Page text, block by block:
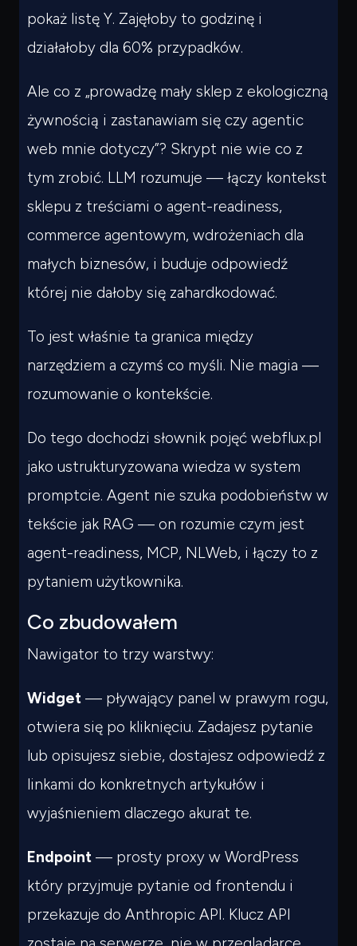
pokaż listę Y. Zajęłoby to godzinę i
działałoby dla 60% przypadków.
Ale co z „prowadzę mały sklep z ekologiczną
żywnością i zastanawiam się czy agentic
web mnie dotyczy”? Skrypt nie wie co z
tym zrobić. LLM rozumuje — łączy kontekst
sklepu z treściami o agent-readiness,
commerce agentowym, wdrożeniach dla
małych biznesów, i buduje odpowiedź
której nie dałoby się zahardkodować.
To jest właśnie ta granica między
narzędziem a czymś co myśli. Nie magia —
rozumowanie o kontekście.
Do tego dochodzi słownik pojęć webflux.pl
jako ustrukturyzowana wiedza w system
promptcie. Agent nie szuka podobieństw w
tekście jak RAG — on rozumie czym jest
agent-readiness, MCP, NLWeb, i łączy to z
pytaniem użytkownika.
Co zbudowałem
Nawigator to trzy warstwy:
Widget — pływający panel w prawym rogu,
otwiera się po kliknięciu. Zadajesz pytanie
lub opisujesz siebie, dostajesz odpowiedź z
linkami do konkretnych artykułów i
wyjaśnieniem dlaczego akurat te.
Endpoint — prosty proxy w WordPress
który przyjmuje pytanie od frontendu i
przekazuje do Anthropic API. Klucz API